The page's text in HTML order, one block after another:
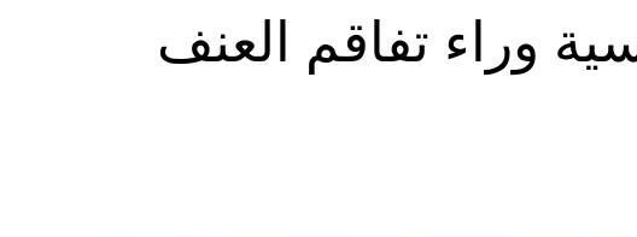
النصر» في التاسع من أيار، فيما أقامت
المعارض أليكسي نافالني، يوليا نافالنايا،
غارقة في النزاعات طالما أنه في السلطة.
من درجة استعداد قاذفات الأسلحة النووية
وراء تفاقم العنف